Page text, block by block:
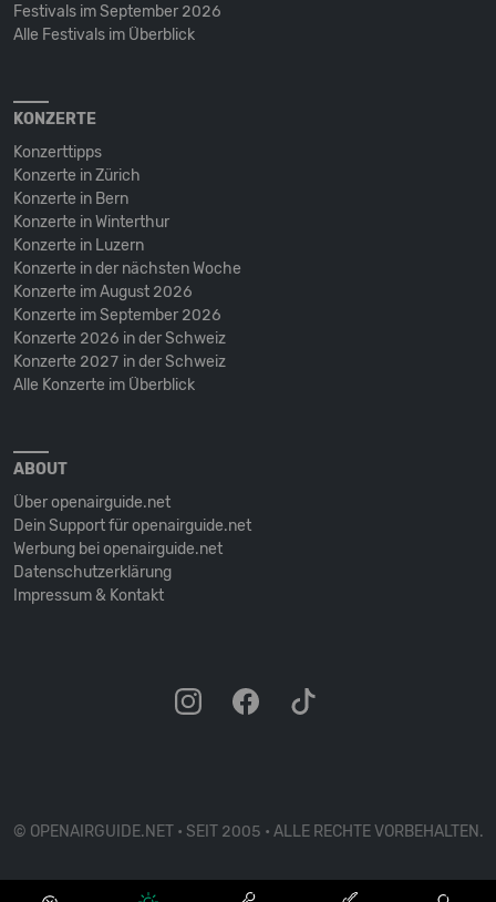
Festivals im September 2026
Alle Festivals im Überblick
KONZERTE
Konzerttipps
Konzerte in Zürich
Konzerte in Bern
Konzerte in Winterthur
Konzerte in Luzern
Konzerte in der nächsten Woche
Konzerte im August 2026
Konzerte im September 2026
Konzerte 2026 in der Schweiz
Konzerte 2027 in der Schweiz
Alle Konzerte im Überblick
ABOUT
Über openairguide.net
Dein Support für openairguide.net
Werbung bei openairguide.net
Datenschutz­erklärung
Impressum & Kontakt
© OPENAIRGUIDE.NET • SEIT 2005 • ALLE RECHTE VORBEHALTEN.